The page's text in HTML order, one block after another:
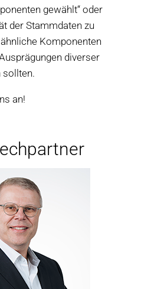
gewählt“ oder
der Stammdaten zu
Komponenten
diverser
sollten.
an!